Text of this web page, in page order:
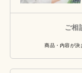
ご相
商品・内容が決